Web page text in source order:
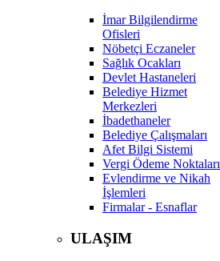
İmar Bilgilendirme
Ofisleri
Nöbetçi Eczaneler
Sağlık Ocakları
Devlet Hastaneleri
Belediye Hizmet
Merkezleri
İbadethaneler
Belediye Çalışmaları
Afet Bilgi Sistemi
Vergi Ödeme Noktaları
Evlendirme ve Nikah
İşlemleri
Firmalar - Esnaflar
ULAŞIM